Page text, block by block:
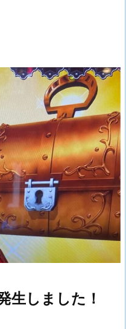
生しました！